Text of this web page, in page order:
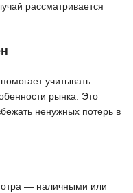
рассматривается
учитывать
рынка. Это
ненужных потерь в
— наличными или